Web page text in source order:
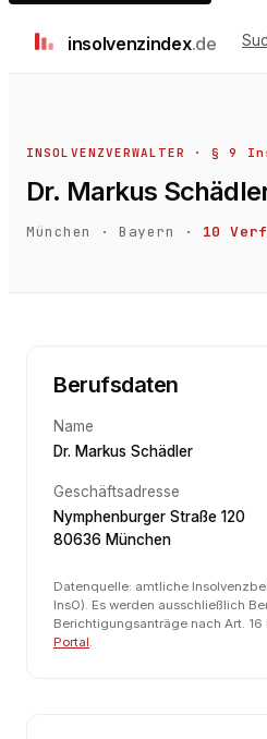
insolvenzindex.de
INSOLVENZVERWALTER · § 9
Dr. Markus
München ·Bayern · 10
Berufsdaten
Name
Dr. Markus Schädler
Geschäftsadresse
Nymphenburger Straße 120
80636 München
Datenquelle: amtliche
InsO). Es werden ausschließlich
Berichtigungsanträge nach Art. 16
Portal.